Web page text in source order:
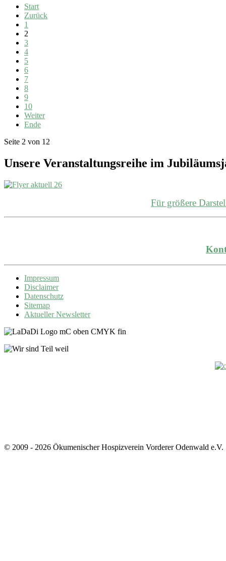
Start
Zurück
1
2
3
4
5
6
7
8
9
10
Weiter
Ende
Seite 2 von 12
Unsere Veranstaltungsreihe im
Für größere
Impressum
Disclaimer
Datenschutz
Sitemap
Aktueller Newsletter
© 2009 - 2026 Ökumenischer Hospizverein Vorderer Odenwald e.V.